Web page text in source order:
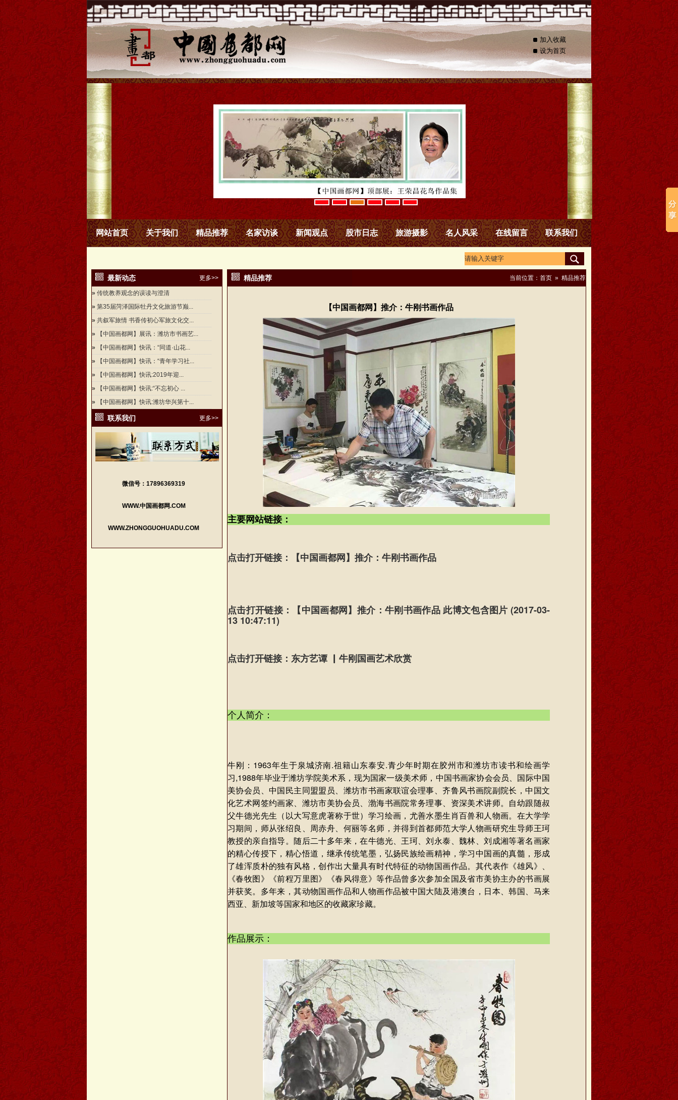
加入收藏
设为首页
网站首页 关于我们 精品推荐 名家访谈 新闻观点 股市日志 旅游摄影 名人风采 在线留言 联系我们
最新动态 更多>>
» 传统教养观念的误读与澄清
» 第35届菏泽国际牡丹文化旅游节巅...
» 共叙军旅情 书香传初心军旅文化交...
»
【中国画都网】展讯：潍坊市书画艺...
»
【中国画都网】快讯：“同道·山花...
»
【中国画都网】快讯：“青年学习社...
»
【中国画都网】快讯:2019年迎...
»
【中国画都网】快讯:“不忘初心 ...
»
【中国画都网】快讯:潍坊华兴第十...
联系我们 更多>>
微信号：17896369319
WWW.中国画都网.COM
WWW.ZHONGGUOHUADU.COM
精品推荐 当前位置： 首页 » 精品推荐
【中国画都网】推介：牛刚书画作品
主要网站链接：
点击打开链接：【中国画都网】推介：牛刚书画作品
点击打开链接：【中国画都网】推介：牛刚书画作品 此博文包含图片 (2017-03-
13 10:47:11)
点击打开链接：东方艺谭 ▏牛刚国画艺术欣赏
个人简介：
牛刚：1963年生于泉城济南.祖籍山东泰安.青少年时期在胶州市和潍坊市读书和绘画学
习,1988年毕业于潍坊学院美术系，现为国家一级美术师，中国书画家协会会员、国际中国
美协会员、中国民主同盟盟员、潍坊市书画家联谊会理事、齐鲁风书画院副院长，中国文
化艺术网签约画家、潍坊市美协会员、渤海书画院常务理事、资深美术讲师。 自幼跟随叔
父牛德光先生（以大写意虎著称于世）学习绘画，尤善水墨生肖百兽和人物画。在大学学
习期间，师从张绍良、周赤舟、何丽等名师，并得到首都师范大学人物画研究生导师王珂
教授的亲自指导。随后二十多年来，在牛德光、王珂、刘永泰、魏林、刘成湘等著名画家
的精心传授下，精心悟道，继承传统笔墨，弘扬民族绘画精神，学习中国画的真髓，形成
了雄浑质朴的独有风格，创作出大量具有时代特征的动物国画作品。其代表作《雄风》、
《春牧图》《前程万里图》《春风得意》等作品曾多次参加全国及省市美协主办的书画展
并获奖。多年来，其动物国画作品和人物画作品被中国大陆及港澳台，日本、韩国、马来
西亚、新加坡等国家和地区的收藏家珍藏。
作品展示：